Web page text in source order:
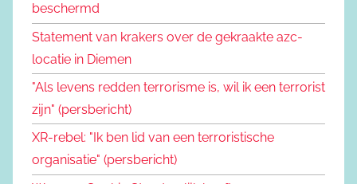
beschermd
Statement van krakers over de gekraakte azc-
locatie in Diemen
"Als levens redden terrorisme is, wil ik een terrorist
zijn" (persbericht)
XR-rebel: "Ik ben lid van een terroristische
organisatie" (persbericht)